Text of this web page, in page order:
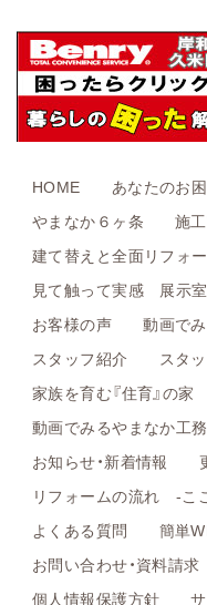
HOME
あなたのお
やまなか６ヶ条
施
建て替えと全面リフォ
見て触って実感 展示室
お客様の声
動画で
スタッフ紹介
スタ
家族を育む『住育』の家
動画でみるやまなか工
お知らせ・新着情報
リフォームの流れ -こ
よくある質問
簡単
お問い合わせ・資料請求
個人情報保護方針